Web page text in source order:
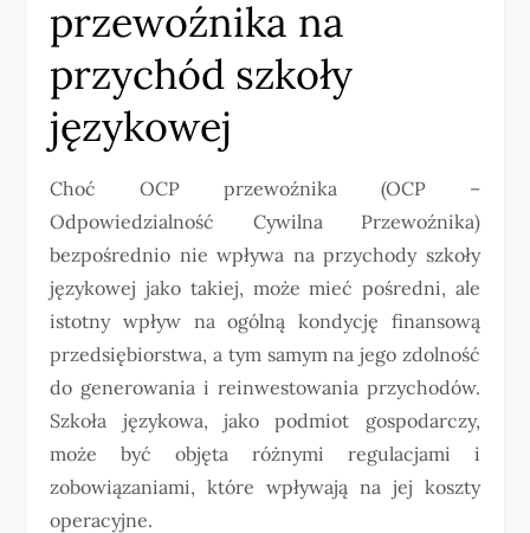
przewoźnika na
przychód szkoły
językowej
Choć OCP przewoźnika (OCP –
Odpowiedzialność Cywilna Przewoźnika)
bezpośrednio nie wpływa na przychody szkoły
językowej jako takiej, może mieć pośredni, ale
istotny wpływ na ogólną kondycję finansową
przedsiębiorstwa, a tym samym na jego zdolność
do generowania i reinwestowania przychodów.
Szkoła językowa, jako podmiot gospodarczy,
może być objęta różnymi regulacjami i
zobowiązaniami, które wpływają na jej koszty
operacyjne.